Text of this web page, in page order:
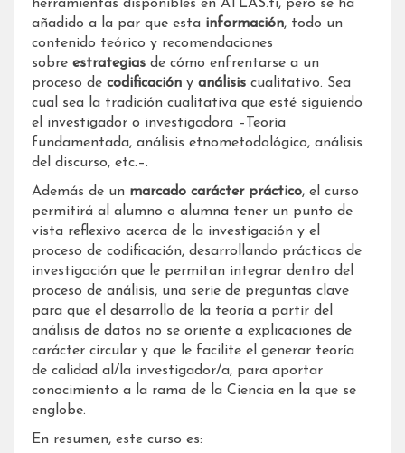
herramientas disponibles en ATLAS.ti, pero se ha
añadido a la par que esta información, todo un
contenido teórico y recomendaciones
sobre estrategias de cómo enfrentarse a un
proceso de codificación y análisis cualitativo. Sea
cual sea la tradición cualitativa que esté siguiendo
el investigador o investigadora –Teoría
fundamentada, análisis etnometodológico, análisis
del discurso, etc.–.
Además de un marcado carácter práctico, el curso
permitirá al alumno o alumna tener un punto de
vista reflexivo acerca de la investigación y el
proceso de codificación, desarrollando prácticas de
investigación que le permitan integrar dentro del
proceso de análisis, una serie de preguntas clave
para que el desarrollo de la teoría a partir del
análisis de datos no se oriente a explicaciones de
carácter circular y que le facilite el generar teoría
de calidad al/la investigador/a, para aportar
conocimiento a la rama de la Ciencia en la que se
englobe.
En resumen, este curso es: